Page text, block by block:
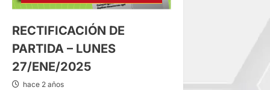
RECTIFICACIÓN DE
PARTIDA – LUNES
27/ENE/2025
hace 2 años